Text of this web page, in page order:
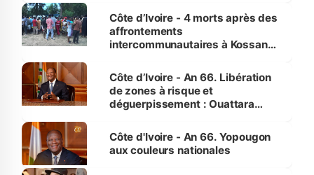
générations futures »
Côte d’Ivoire - 4 morts après des
affrontements
intercommunautaires à Kossandji
milieu des sinistrés
Côte d’Ivoire - An 66. Libération
de zones à risque et
déguerpissement : Ouattara
l'Etat de droit pour préserver les
vies humaines »
Côte d'Ivoire - An 66. Yopougon
aux couleurs nationales